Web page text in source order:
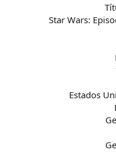
Star Wars:
Estados